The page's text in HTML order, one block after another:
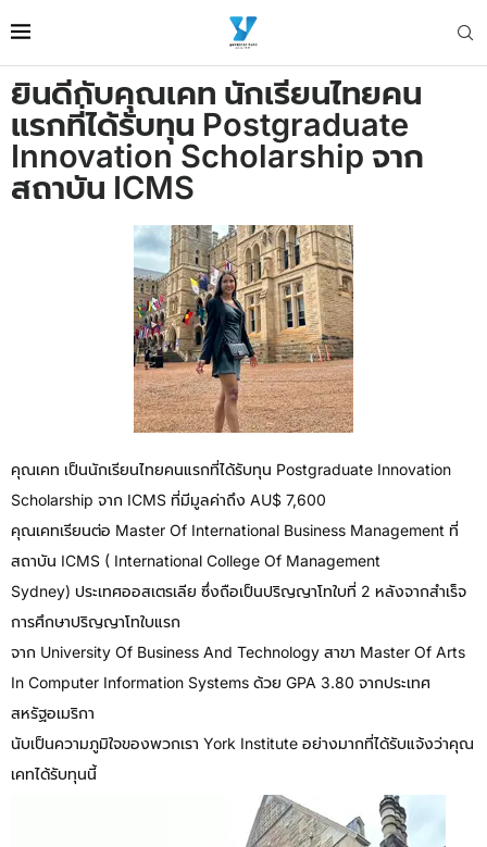
ยินดีกับคุณเคท นักเรียนไทยคน
แรกที่ได้รับทุน Postgraduate
Innovation Scholarship จาก
สถาบัน ICMS
คุณเคท เป็นนักเรียนไทยคนแรกที่ได้รับทุน Postgraduate Innovation
Scholarship จาก ICMS ที่มีมูลค่าถึง AU$ 7,600
คุณเคทเรียนต่อ Master Of International Business Management ที่
สถาบัน ICMS ( International College Of Management
Sydney) ประเทศออสเตรเลีย ซึ่งถือเป็นปริญญาโทใบที่ 2 หลังจากสำเร็จ
การศึกษาปริญญาโทใบแรก
จาก University Of Business And Technology สาขา Master Of Arts
In Computer Information Systems ด้วย GPA 3.80 จากประเทศ
สหรัฐอเมริกา
นับเป็นความภูมิใจของพวกเรา York Institute อย่างมากที่ได้รับแจ้งว่าคุณ
เคทได้รับทุนนี้